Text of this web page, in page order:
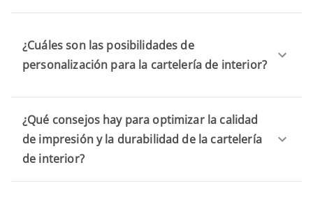
¿Cuáles son las posibilidades de
personalización para la cartelería de interior?
¿Qué consejos hay para optimizar la calidad
de impresión y la durabilidad de la cartelería
de interior?